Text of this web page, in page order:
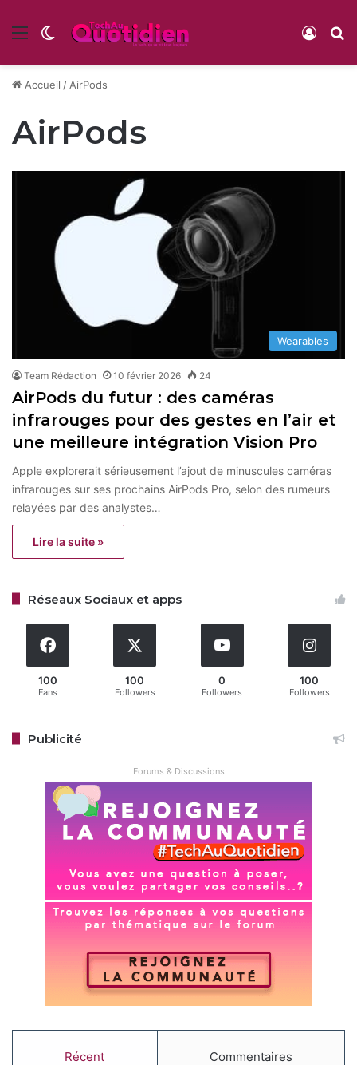
Menu Switch skin
Accueil / AirPods
AirPods
Wearables
Team Rédaction 10 février 2026 24
AirPods du futur : des caméras
infrarouges pour des gestes en l’air et
une meilleure intégration Vision Pro
Apple explorerait sérieusement l’ajout de minuscules caméras
infrarouges sur ses prochains AirPods Pro, selon des rumeurs
relayées par des analystes…
Lire la suite »
Réseaux Sociaux et apps
100
Fans
100
Followers
0
Followers
100
Followers
Publicité
Forums & Discussions
Récent Commentaires